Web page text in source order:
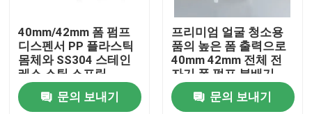
우리에 대하여
공장 여행
40mm/42mm 폼 펌프
디스펜서 PP 플라스틱
몸체와 SS304 스테인
레스 스틸 스프링
문의 보내기
프리미엄 얼굴 청소용
품의 높은 폼 출력으로
40mm 42mm 전체 전
자기 폼 펌프 분배기
문의 보내기